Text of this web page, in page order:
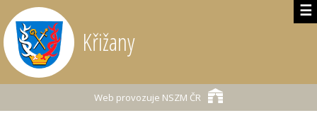
☰
Křižany
Web provozuje NSZM ČR